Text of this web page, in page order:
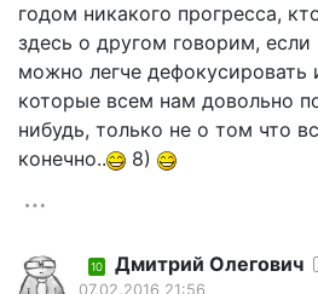
годом никакого прогресса,
здесь о другом говорим, если
можно легче дефокусировать
которые всем нам довольно
нибудь, только не о том что
конечно..
8)
10 Дмитрий Олегович
07.02.2016 21:56